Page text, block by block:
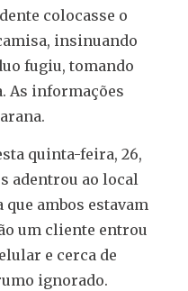
colocasse o
insinuando
fugiu, tomando
As informações
quinta-feira, 26,
adentrou ao local
ambos estavam
um cliente entrou
e cerca de
ignorado.